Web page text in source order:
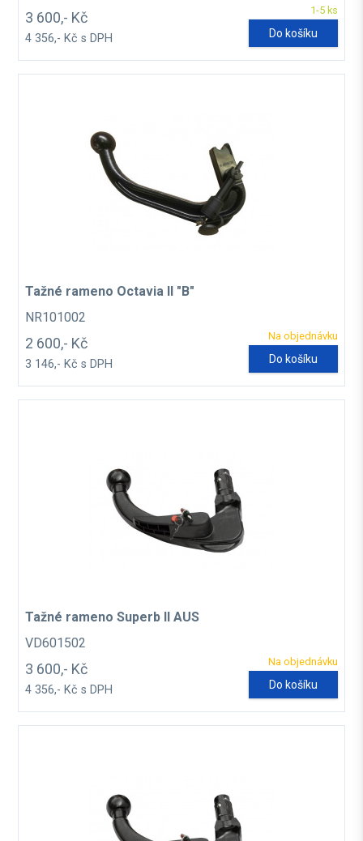
1-5 ks
3 600,- Kč
4 356,- Kč s DPH Do košíku
Tažné rameno Octavia II "B"
NR101002
Na objednávku
2 600,- Kč
3 146,- Kč s DPH Do košíku
Tažné rameno Superb II AUS
VD601502
Na objednávku
3 600,- Kč
4 356,- Kč s DPH Do košíku